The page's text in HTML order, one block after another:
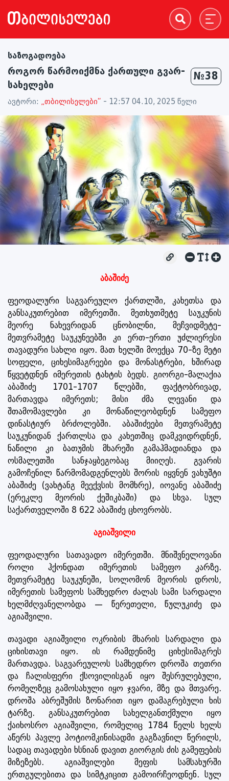
საზოგადოება
როგორ წარმოიქმნა ქართული გვარ-
სახელები
№38
ავტორი: „თბილისელები“ - 12:57 04.10, 2025 წელი
აბაშიძე
ფეოდალური საგვარეულო ქართლში, კახეთსა და
განსაკუთრებით იმერეთში. მეთხუთმეტე საუკუნის
მეორე ნახევრიდან ცნობილნი, მეჩვიდმეტე-
მეთვრამეტე საუკუნეებში კი ერთ-ერთი უძლიერესი
თავადური სახლი იყო. მათ ხელში მოექცა 70-ზე მეტი
სოფელი, ციხესიმაგრეები და მონასტრები, ხშირად
წყვეტდნენ იმერეთის ტახტის ბედს. გიორგი-მალაქია
აბაშიძე 1701-1707 წლებში, ფაქტობრივად,
მართავდა იმერეთს; მისი ძმა ლევანი და
შთამომავლები კი მონაწილეობდნენ სამეფო
დინასტიურ ბრძოლებში. აბაშიძეები მეთვრამეტე
საუკუნიდან ქართლსა და კახეთშიც დამკვიდრდნენ,
ნაწილი კი ბათუმის მხარეში გამაჰმადიანდა და
ოსმალეთში სანჯაყბეგობაც მიიღეს. გვარის
გამოჩენილ წარმომადგენლებს შორის იყვნენ ვახუშტი
აბაშიძე (ვახტანგ მეექვსის მომხრე), იოვანე აბაშიძე
(ერეკლე მეორის ქეშიკბაში) და სხვა. სულ
საქართველოში 8 622 აბაშიძე ცხოვრობს.
აგიაშვილი
ფეოდალური სათავადო იმერეთში. მნიშვნელოვანი
როლი ჰქონდათ იმერეთის სამეფო კარზე.
მეთვრამეტე საუკუნეში, სოლომონ მეორის დროს,
იმერეთის სამეფოს სამხედრო ძალას სამი სარდალი
ხელმძღვანელობდა — წერეთელი, წულუკიძე და
აგიაშვილი.
თავადი აგიაშვილი ოკრიბის მხარის სარდალი და
ციხისთავი იყო. ის რამდენიმე ციხესიმაგრეს
მართავდა. საგვარეულოს სამხედრო დროშა თეთრი
და ჩალისფერი ქსოვილისგან იყო შესრულებული,
რომელზეც გამოსახული იყო ჯვარი, მზე და მთვარე.
დროშა აბრეშუმის ზონარით იყო დამაგრებული ხის
ტარზე. განსაკუთრებით სახელგანთქმული იყო
ქაიხოსრო აგიაშვილი, რომელიც 1784 წელს ხელს
აწერს პავლე პოტიომკინისადმი გაგზავნილ წერილს,
სადაც თავადები ხსნიან დავით გიორგის ძის გამეფების
მიზეზებს. აგიაშვილები მეფის სამსახურში
ერთგულებითა და სიმტკიცით გამოირჩეოდნენ. სულ